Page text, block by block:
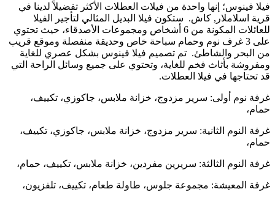
فيلا فينوس؛ إنها واحدة من فيلات العطلات الأكثر تفضيلاً لدينا في
قرية اسلاملار, كاش. ستكون فيلا البديل المثالي لتأجير الفيلا
للعائلات المكونة من 6 أشخاص ومجموعات الأصدقاء، حيث تحتوي
على 3 غرف نوم وحمام سباحة خاص وحديقة منفصلة وموقع قريب
من البحر والشاطئ. تم تصميم فيلا فينوس بشكل عصري للغاية
ومفروشة بأثاث فخم للغاية، وتحتوي على جميع وسائل الراحة التي
قد تحتاجها في فيلا العطلات.
غرفة نوم أولى: سرير مزدوج، خزانة ملابس، جاكوزي، تكييف،
حمام،
غرفة النوم الثانية: سرير مزدوج، خزانة ملابس، جاكوزي، تكييف،
حمام،
غرفة النوم الثالثة: سريرين مفردين، خزانة ملابس، تكييف، حمام،
غرفة المعيشة: مجموعة جلوس، طاولة طعام، تكييف، تلفزيون،